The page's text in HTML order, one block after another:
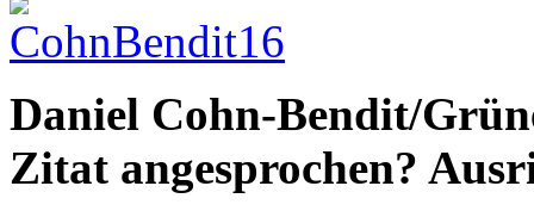
Daniel Cohn-Bendit/
Zitat angesprochen?